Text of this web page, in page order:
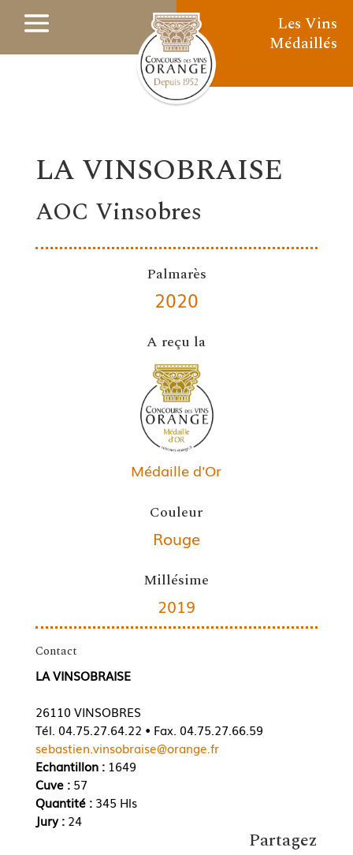
Les Vins
Médaillés
LA VINSOBRAISE
AOC Vinsobres
Palmarès
2020
A reçu la
Médaille d'Or
Couleur
Rouge
Millésime
2019
Contact
LA VINSOBRAISE
26110 VINSOBRES
Tél. 04.75.27.64.22 • Fax. 04.75.27.66.59
sebastien.vinsobraise@orange.fr
Echantillon :1649
Cuve : 57
Quantité : 345 Hls
Jury : 24
Partagez